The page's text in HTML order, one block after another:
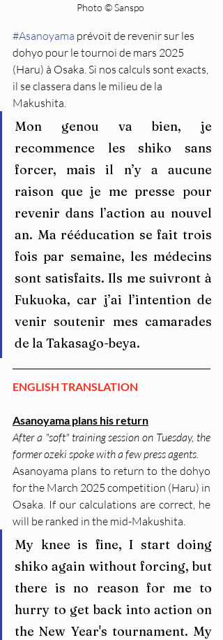
Photo © Sanspo
#Asanoyama prévoit de revenir sur les
dohyo pour le tournoi de mars 2025
(Haru) à Osaka. Si nos calculs sont exacts,
il se classera dans le milieu de la
Makushita.
Mon genou va bien, je
recommence les shiko sans
forcer, mais il n’y a aucune
raison que je me presse pour
revenir dans l’action au nouvel
an. Ma rééducation se fait trois
fois par semaine, les médecins
sont satisfaits. Ils me suivront à
Fukuoka, car j’ai l’intention de
venir soutenir mes camarades
de la Takasago-beya.
ENGLISH TRANSLATION
Asanoyama plans his return
After a "soft" training session on Tuesday, the
former ozeki spoke with a few press agents.
Asanoyama plans to return to the dohyo
for the March 2025 competition (Haru) in
Osaka. If our calculations are correct, he
will be ranked in the mid-Makushita.
My knee is fine, I start doing
shiko again without forcing, but
there is no reason for me to
hurry to get back into action on
the New Year's tournament. My